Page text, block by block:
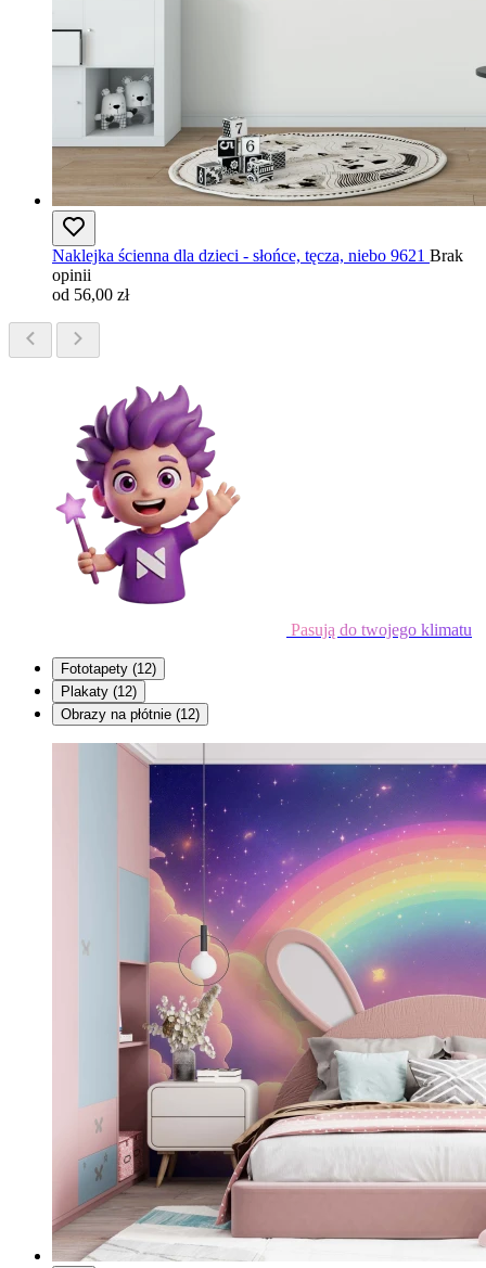
Naklejka ścienna dla dzieci - słońce, tęcza, niebo 9621 Brak
opinii
od 56,00 zł
Pasują do twojego klimatu
Fototapety (12)
Plakaty (12)
Obrazy na płótnie (12)